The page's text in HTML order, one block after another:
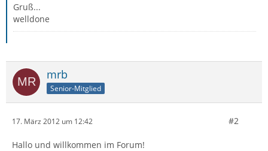
Gruß...
welldone
mrb
Senior-Mitglied
17. März 2012 um 12:42 #2
Hallo und willkommen im Forum!